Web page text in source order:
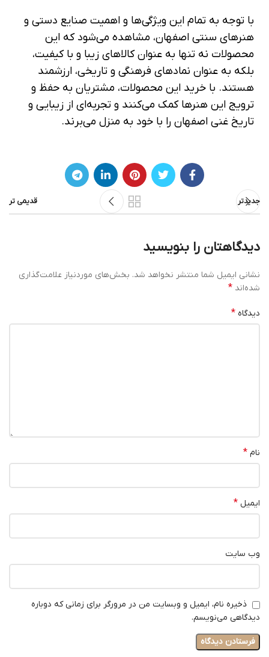
با توجه به تمام این ویژگی‌ها و اهمیت صنایع دستی و
هنرهای سنتی اصفهان، مشاهده می‌شود که این
محصولات نه تنها به عنوان کالاهای زیبا و با کیفیت،
بلکه به عنوان نمادهای فرهنگی و تاریخی، ارزشمند
هستند. با خرید این محصولات، مشتریان به حفظ و
ترویج این هنرها کمک می‌کنند و تجربه‌ای از زیبایی و
تاریخ غنی اصفهان را با خود به منزل می‌برند.
جدیدتر قدیمی تر
دیدگاهتان را بنویسید
نشانی ایمیل شما منتشر نخواهد شد. بخش‌های موردنیاز علامت‌گذاری
شده‌اند *
دیدگاه *
نام *
ایمیل *
وب‌ سایت
ذخیره نام، ایمیل و وبسایت من در مرورگر برای زمانی که دوباره
دیدگاهی می‌نویسم.